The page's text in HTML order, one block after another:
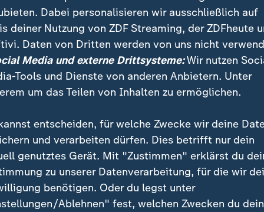
immer mehr
damit Kinder überhaupt
das System von Schulen und Hilfesystemen "nicht
Dabei personalisieren wir ausschließlich auf
deiner Nutzung von ZDF Streaming, der ZDFheute
Daten von Dritten werden von uns nicht
Media und externe Drittsysteme:Wir nutzen
Tools und Dienste von anderen Anbietern. Unter
um das Teilen von Inhalten zu ermöglichen.
entscheiden, für welche Zwecke wir deine
und verarbeiten dürfen. Dies betrifft nur dein
genutztes Gerät. Mit "Zustimmen" erklärst du
zu unserer Datenverarbeitung, für die wir
benötigen. Oder du legst unter
Ablehnen" fest, welchen Zwecken du